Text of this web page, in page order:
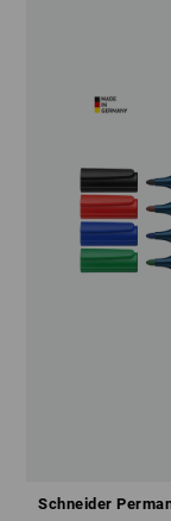
Schneider